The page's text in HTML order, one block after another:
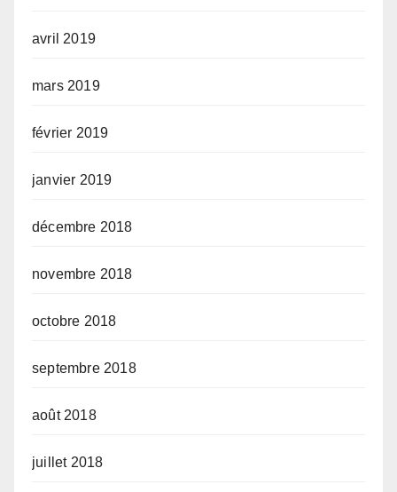
avril 2019
mars 2019
février 2019
janvier 2019
décembre 2018
novembre 2018
octobre 2018
septembre 2018
août 2018
juillet 2018